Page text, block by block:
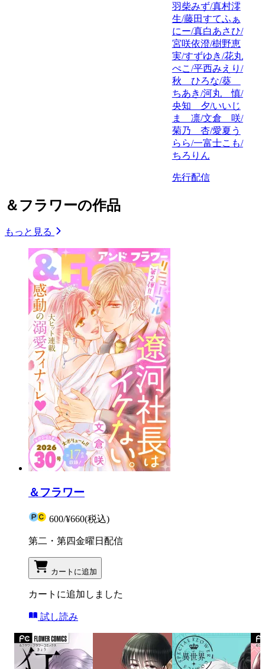
羽柴みず/真村澪
生/藤田すてふぁ
にー/真白あさひ/
宮咲依澄/樹野恵
実/すずゆき/花丸
ぺこ/平西みえり/
秋 ひろな/葵
ちあき/河丸 慎/
央知 夕/いいじ
ま 凛/文倉 咲/
菊乃 杏/愛夏う
らら/一富士こも/
ちろりん
先行配信
＆フラワーの作品
もっと見る
＆フラワー
600/¥660(税込)
第二・第四金曜日配信
カートに追加
カートに追加しました
試し読み